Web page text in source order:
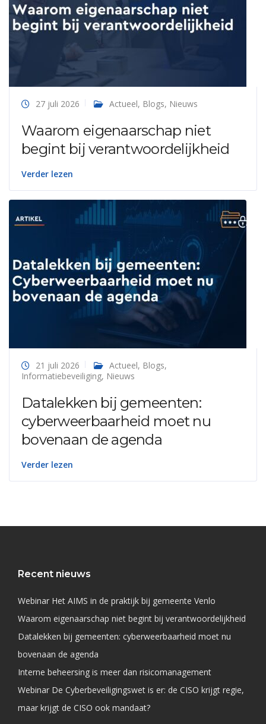
27 juli 2026 Actueel, Blogs, Nieuws
Waarom eigenaarschap niet
begint bij verantwoordelijkheid
Verder lezen
21 juli 2026 Actueel, Blogs,
Informatiebeveiliging, Nieuws
Datalekken bij gemeenten:
cyberweerbaarheid moet nu
bovenaan de agenda
Verder lezen
Recent nieuws
Webinar Het AIMS in de praktijk bij gemeente Venlo
Waarom eigenaarschap niet begint bij verantwoordelijkheid
Datalekken bij gemeenten: cyberweerbaarheid moet nu
bovenaan de agenda
Interne beheersing is meer dan risicomanagement
Webinar De Cyberbeveiligingswet is er: de CISO krijgt regie,
maar krijgt de CISO ook mandaat?